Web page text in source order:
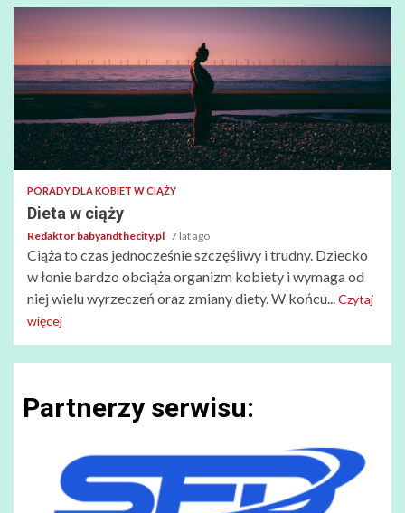
PORADY DLA KOBIET W CIĄŻY
Dieta w ciąży
Redaktor babyandthecity.pl 7 lat ago
Ciąża to czas jednocześnie szczęśliwy i trudny. Dziecko
w łonie bardzo obciąża organizm kobiety i wymaga od
niej wielu wyrzeczeń oraz zmiany diety. W końcu...Czytaj
więcej
Partnerzy serwisu: